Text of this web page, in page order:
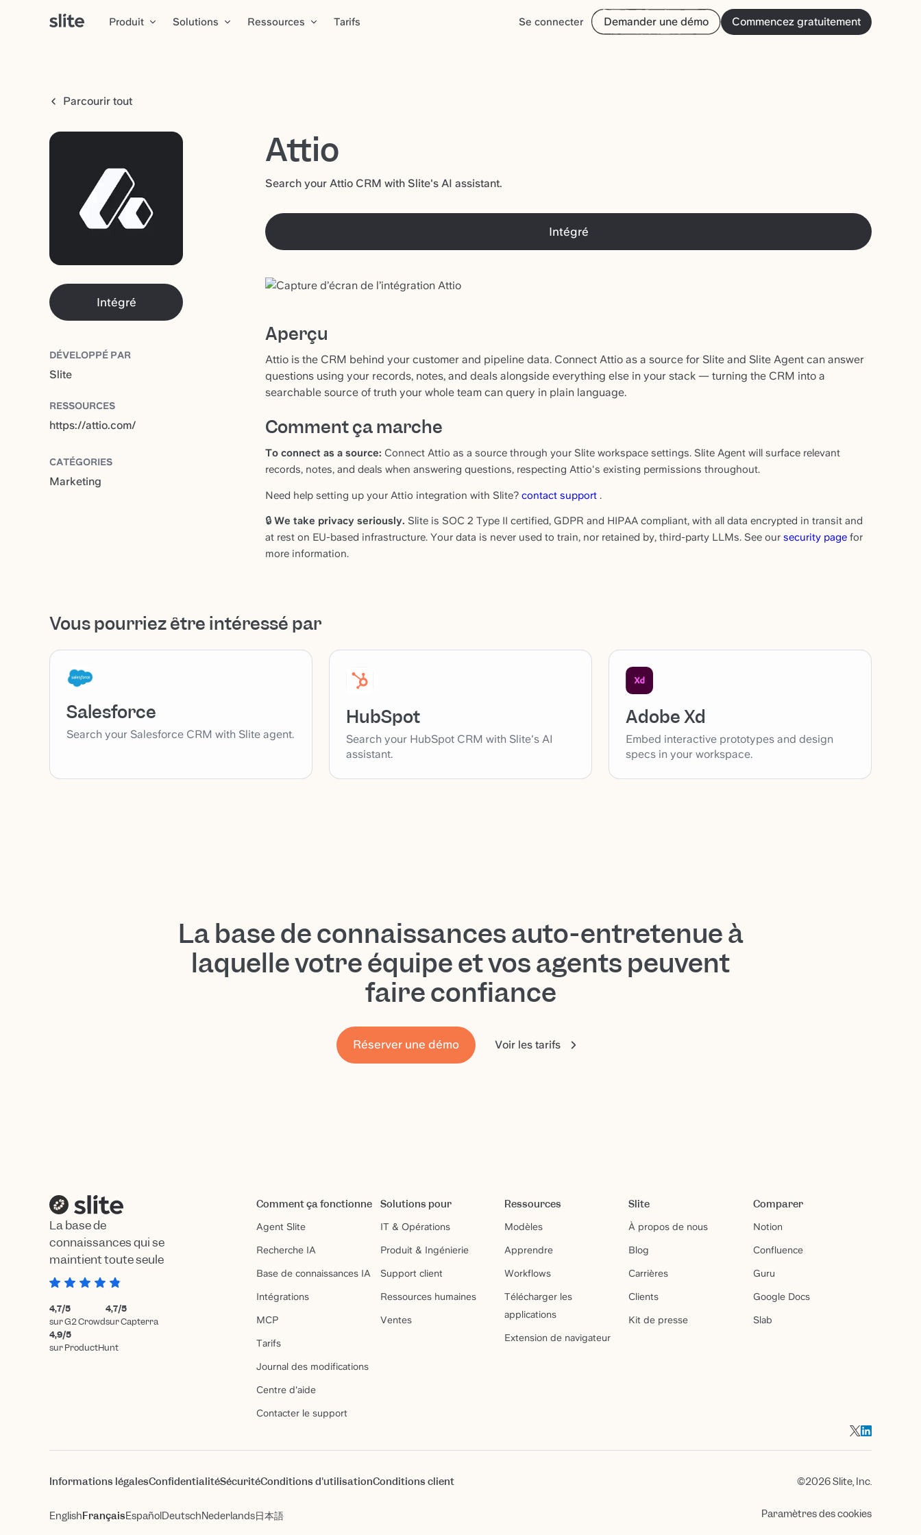
Produit Solutions Ressources Tarifs Se connecter Demander une démo Commencez gratuitement
Parcourir tout
Intégré
DÉVELOPPÉ PAR
Slite
RESSOURCES
https://attio.com/
CATÉGORIES
Marketing
Attio
Search your Attio CRM with Slite's AI assistant.
Intégré
Aperçu
Attio is the CRM behind your customer and pipeline data. Connect Attio as a source for Slite and Slite Agent can answer
questions using your records, notes, and deals alongside everything else in your stack — turning the CRM into a
searchable source of truth your whole team can query in plain language.
Comment ça marche
To connect as a source: Connect Attio as a source through your Slite workspace settings. Slite Agent will surface relevant
records, notes, and deals when answering questions, respecting Attio's existing permissions throughout.
Need help setting up your Attio integration with Slite? contact support .
🔒 We take privacy seriously. Slite is SOC 2 Type II certified, GDPR and HIPAA compliant, with all data encrypted in transit and
at rest on EU-based infrastructure. Your data is never used to train, nor retained by, third-party LLMs. See our security page for
more information.
Vous pourriez être intéressé par
Salesforce
Search your Salesforce CRM with Slite agent.
HubSpot
Search your HubSpot CRM with Slite's AI
assistant.
Adobe Xd
Embed interactive prototypes and design
specs in your workspace.
La base de connaissances auto-entretenue à
laquelle votre équipe et vos agents peuvent
faire confiance
Réserver une démo Voir les tarifs
La base de
connaissances qui se
maintient toute seule
4,7/5
sur G2 Crowd
4,7/5
sur Capterra
4,9/5
sur ProductHunt
Comment ça fonctionne
Agent Slite
Recherche IA
Base de connaissances IA
Intégrations
MCP
Tarifs
Journal des modifications
Centre d'aide
Contacter le support
Solutions pour
IT & Opérations
Produit & Ingénierie
Support client
Ressources humaines
Ventes
Ressources
Modèles
Apprendre
Workflows
Télécharger les
applications
Extension de navigateur
Slite
À propos de nous
Blog
Carrières
Clients
Kit de presse
Comparer
Notion
Confluence
Guru
Google Docs
Slab
Informations légalesConfidentialitéSécuritéConditions d'utilisationConditions client ©2026 Slite, Inc.
EnglishFrançaisEspañolDeutschNederlands日本語 Paramètres des cookies